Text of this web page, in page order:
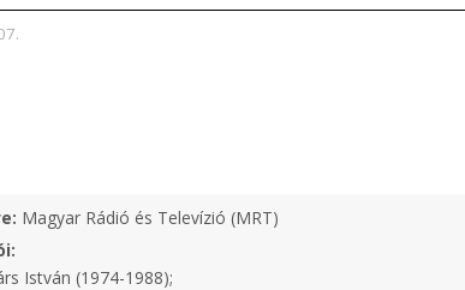
Magyar Rádió és Televízió (MRT)
István (1974-1988);